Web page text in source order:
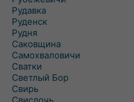
Рудавка
Руденск
Рудня
Саковщина
Самохваловичи
Сватки
Светлый Бор
Свирь